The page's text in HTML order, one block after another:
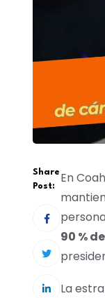
Share
Post:
En
90 %
La